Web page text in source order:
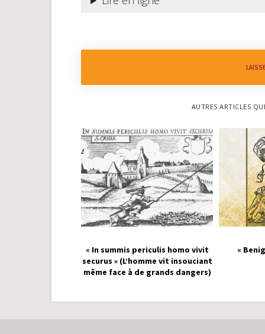
AUTRES ARTICLES
« In summis periculis homo vivit
securus » (L’homme vit insouciant
même face à de grands dangers)
«